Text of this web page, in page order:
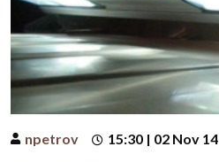
npetrov 15:30 | 02 Nov 14